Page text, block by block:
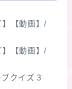
】【動画】/
】【動画】/
クイズ３